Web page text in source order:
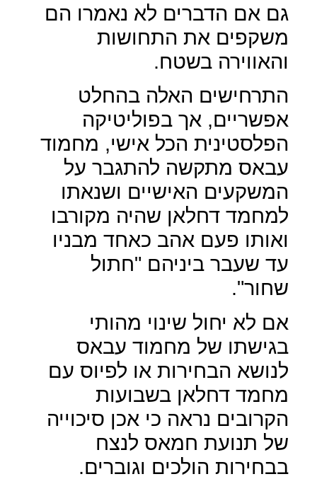
גם אם הדברים לא נאמרו הם
משקפים את התחושות
והאווירה בשטח.
התרחישים האלה בהחלט
אפשריים, אך בפוליטיקה
הפלסטינית הכל אישי, מחמוד
עבאס מתקשה להתגבר על
המשקעים האישיים ושנאתו
למחמד דחלאן שהיה מקורבו
ואותו פעם אהב כאחד מבניו
עד שעבר ביניהם "חתול
שחור".
אם לא יחול שינוי מהותי
בגישתו של מחמוד עבאס
לנושא הבחירות או לפיוס עם
מחמד דחלאן בשבועות
הקרובים נראה כי אכן סיכוייה
של תנועת חמאס לנצח
בבחירות הולכים וגוברים.